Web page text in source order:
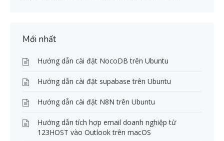
Mới nhất
Hướng dẫn cài đặt NocoDB trên Ubuntu
Hướng dẫn cài đặt supabase trên Ubuntu
Hướng dẫn cài đặt N8N trên Ubuntu
Hướng dẫn tích hợp email doanh nghiệp từ
123HOST vào Outlook trên macOS